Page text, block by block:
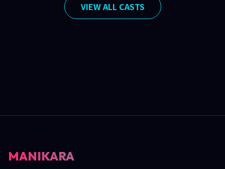
VIEW ALL CASTS
MANIKARA